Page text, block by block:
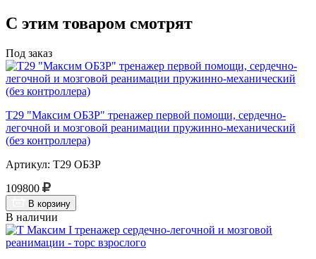
С этим товаром смотрят
Под заказ
Т29 "Максим ОБЗР" тренажер первой помощи, сердечно-
легочной и мозговой реанимации пружинно-механический
(без контроллера)
Артикул: Т29 ОБЗР
109800
В корзину
В наличии